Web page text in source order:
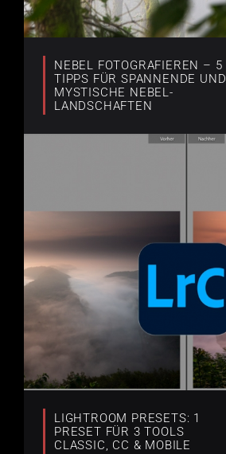
NEBEL FOTOGRAFIEREN – 5
TIPPS FÜR SPANNENDE UND
MYSTISCHE NEBEL-
LANDSCHAFTEN
LIGHTROOM PRESETS: 1
PRESET FÜR 3 TOOLS
CLASSIC, CC & MOBILE